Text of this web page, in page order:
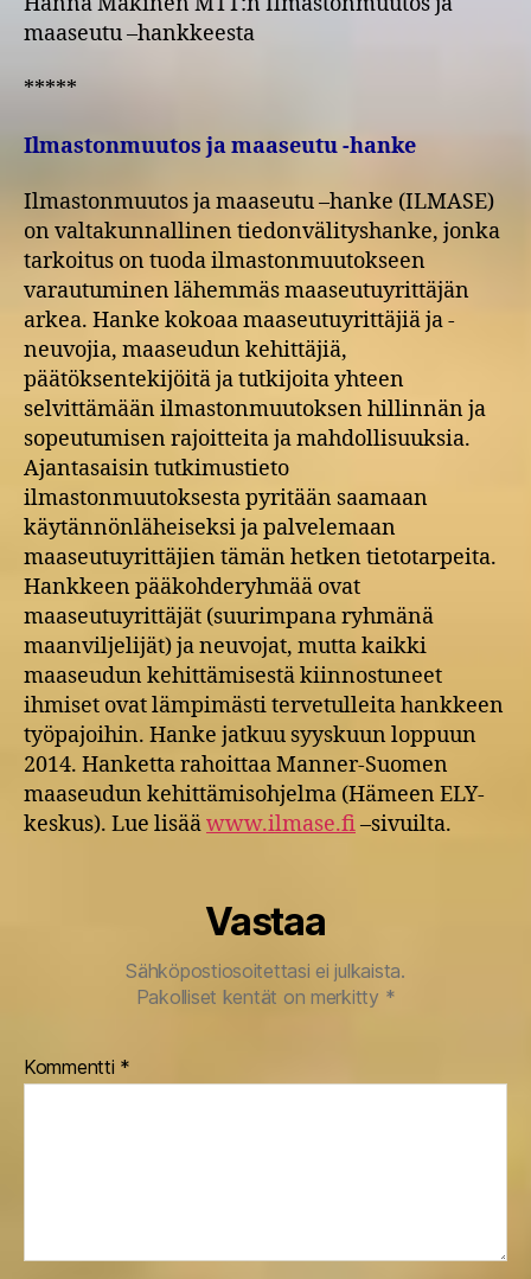
maaseutu –hankkeesta
*****
Ilmastonmuutos ja maaseutu -hanke
Ilmastonmuutos ja maaseutu –hanke (ILMASE)
on valtakunnallinen tiedonvälityshanke, jonka
tarkoitus on tuoda ilmastonmuutokseen
varautuminen lähemmäs maaseutuyrittäjän
arkea. Hanke kokoaa maaseutuyrittäjiä ja -
neuvojia, maaseudun kehittäjiä,
päätöksentekijöitä ja tutkijoita yhteen
selvittämään ilmastonmuutoksen hillinnän ja
sopeutumisen rajoitteita ja mahdollisuuksia.
Ajantasaisin tutkimustieto
ilmastonmuutoksesta pyritään saamaan
käytännönläheiseksi ja palvelemaan
maaseutuyrittäjien tämän hetken tietotarpeita.
Hankkeen pääkohderyhmää ovat
maaseutuyrittäjät (suurimpana ryhmänä
maanviljelijät) ja neuvojat, mutta kaikki
maaseudun kehittämisestä kiinnostuneet
ihmiset ovat lämpimästi tervetulleita hankkeen
työpajoihin. Hanke jatkuu syyskuun loppuun
2014. Hanketta rahoittaa Manner-Suomen
maaseudun kehittämisohjelma (Hämeen ELY-
keskus). Lue lisääwww.ilmase.fi–sivuilta.
Vastaa
Sähköpostiosoitettasi ei julkaista.
Pakolliset kentät on merkitty *
Kommentti *